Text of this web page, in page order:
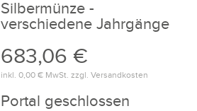
Silbermünze -
verschiedene Jahrgänge
683,06 €
inkl. 0,00 €MwSt. zzgl. Versandkosten
Portal geschlossen